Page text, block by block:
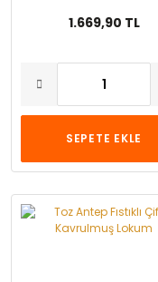
1.669,90 TL
SEPETE EKLE